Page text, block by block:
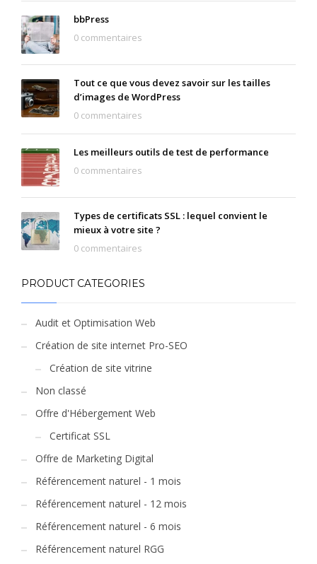
bbPress
0 commentaires
Tout ce que vous devez savoir sur les tailles
d’images de WordPress
0 commentaires
Les meilleurs outils de test de performance
0 commentaires
Types de certificats SSL : lequel convient le
mieux à votre site ?
0 commentaires
PRODUCT CATEGORIES
Audit et Optimisation Web
Création de site internet Pro-SEO
Création de site vitrine
Non classé
Offre d'Hébergement Web
Certificat SSL
Offre de Marketing Digital
Référencement naturel - 1 mois
Référencement naturel - 12 mois
Référencement naturel - 6 mois
Référencement naturel RGG